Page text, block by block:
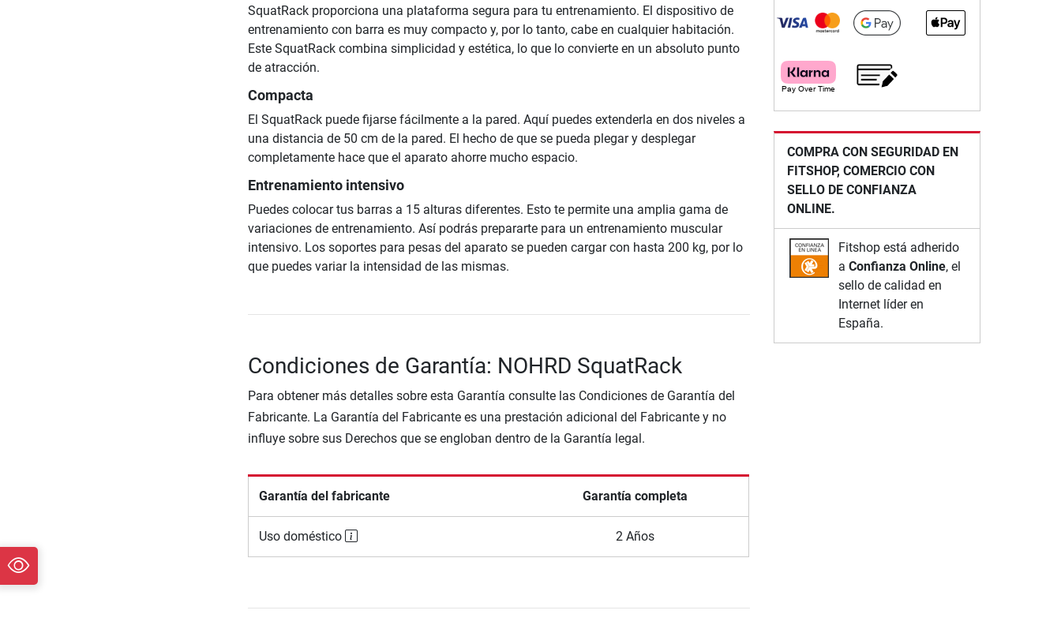
SquatRack proporciona una plataforma segura para tu entrenamiento. El dispositivo de
entrenamiento con barra es muy compacto y, por lo tanto, cabe en cualquier habitación.
Este SquatRack combina simplicidad y estética, lo que lo convierte en un absoluto punto
de atracción.
Compacta
El SquatRack puede fijarse fácilmente a la pared. Aquí puedes extenderla en dos niveles a
una distancia de 50 cm de la pared. El hecho de que se pueda plegar y desplegar
completamente hace que el aparato ahorre mucho espacio.
Entrenamiento intensivo
Puedes colocar tus barras a 15 alturas diferentes. Esto te permite una amplia gama de
variaciones de entrenamiento. Así podrás prepararte para un entrenamiento muscular
intensivo. Los soportes para pesas del aparato se pueden cargar con hasta 200 kg, por lo
que puedes variar la intensidad de las mismas.
Condiciones de Garantía: NOHRD SquatRack
Para obtener más detalles sobre esta Garantía consulte las Condiciones de Garantía del
Fabricante. La Garantía del Fabricante es una prestación adicional del Fabricante y no
influye sobre sus Derechos que se engloban dentro de la Garantía legal.
Garantía del fabricante Garantía completa
Uso doméstico 2 Años
COMPRA CON SEGURIDAD EN
FITSHOP, COMERCIO CON
SELLO DE CONFIANZA
ONLINE.
Fitshop está adherido
a Confianza Online, el
sello de calidad en
Internet líder en
España.